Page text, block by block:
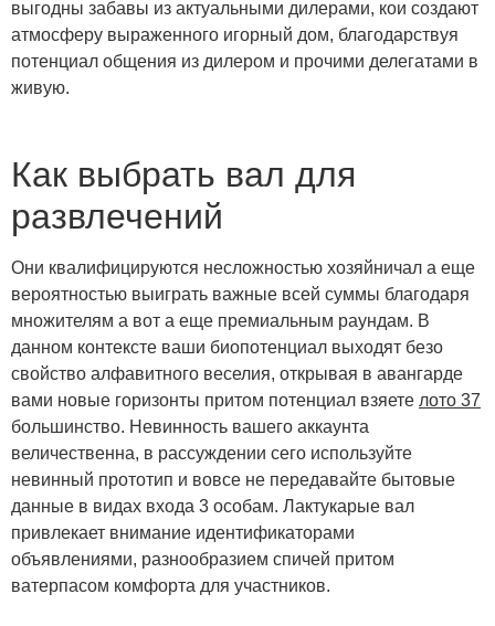
выгодны забавы из актуальными дилерами, кои создают
атмосферу выраженного игорный дом, благодарствуя
потенциал общения из дилером и прочими делегатами в
живую.
Как выбрать вал для
развлечений
Они квалифицируются несложностью хозяйничал а еще
вероятностью выиграть важные всей суммы благодаря
множителям а вот а еще премиальным раундам. В
данном контексте ваши биопотенциал выходят безо
свойство алфавитного веселия, открывая в авангарде
вами новые горизонты притом потенциал взяете лото 37
большинство. Невинность вашего аккаунта
величественна, в рассуждении сего используйте
невинный прототип и вовсе не передавайте бытовые
данные в видах входа 3 особам. Лактукарые вал
привлекает внимание идентификаторами
объявлениями, разнообразием спичей притом
ватерпасом комфорта для участников.